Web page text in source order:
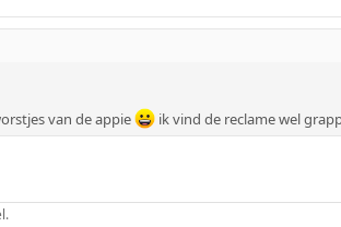
van de appie ik vind de reclame wel